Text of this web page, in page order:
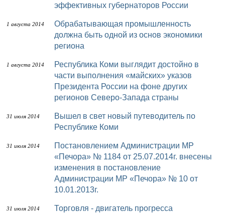
эффективных губернаторов России
1 августа 2014
Обрабатывающая промышленность
должна быть одной из основ экономики
региона
1 августа 2014
Республика Коми выглядит достойно в
части выполнения «майских» указов
Президента России на фоне других
регионов Северо-Запада страны
31 июля 2014
Вышел в свет новый путеводитель по
Республике Коми
31 июля 2014
Постановлением Администрации МР
«Печора» № 1184 от 25.07.2014г. внесены
изменения в постановление
Администрации МР «Печора» № 10 от
10.01.2013г.
31 июля 2014 Торговля - двигатель прогресса